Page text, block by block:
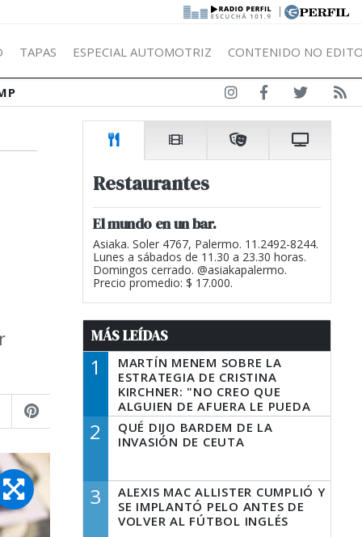
|
TAPAS ESPECIAL AUTOMOTRIZ CONTENIDO NO
Restaurantes
El mundo en un bar.
Asiaka. Soler 4767, Palermo. 11.2492-8244.
Lunes a sábados de 11.30 a 23.30 horas.
Domingos cerrado. @asiakapalermo.
Precio promedio: $ 17.000.
MÁS LEÍDAS
1
MARTÍN MENEM SOBRE LA
ESTRATEGIA DE CRISTINA
KIRCHNER: "NO CREO QUE
ALGUIEN DE AFUERA LE PUEDA
DECIR A LA JUSTICIA LO QUE
TIENE QUE HACER"
2
QUÉ DIJO BARDEM DE LA
INVASIÓN DE CEUTA
3
ALEXIS MAC ALLISTER CUMPLIÓ Y
SE IMPLANTÓ PELO ANTES DE
VOLVER AL FÚTBOL INGLÉS